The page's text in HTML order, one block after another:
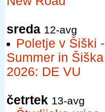
sreda 12-avg
Poletje v Šiški -
Summer in Šiška
2026: DE VU
četrtek 13-avg